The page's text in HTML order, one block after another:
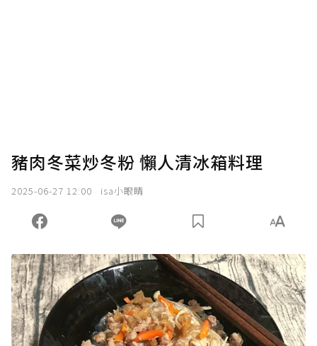
豬肉冬菜炒冬粉 懶人清冰箱料理
2025-06-27 12:00 isa小眼睛